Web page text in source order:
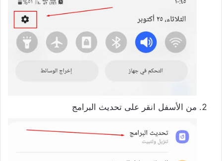
من الأسفل انقر على تحديث البرامج